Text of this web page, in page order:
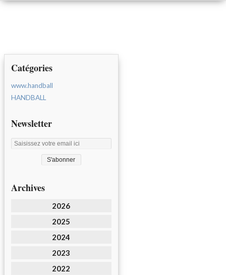
Catégories
www.handball
HANDBALL
Newsletter
Archives
2026
2025
2024
2023
2022